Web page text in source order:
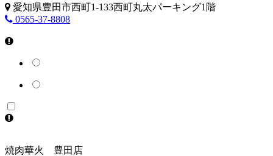
愛知県豊田市西町1-133西町丸太パーキング1階
0565-37-8808
焼肉華火 豊田店